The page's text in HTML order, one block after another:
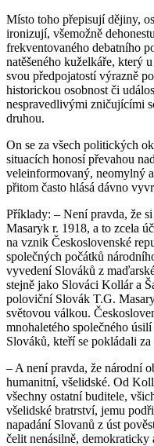
Místo toho přepisují dějiny,
ironizují, všemožně
frekventovaného debatního
natěšeného kuželkáře, který
svou předpojatostí výrazně
historickou osobnost či
nespravedlivými zničujícími
druhou.
On se za všech politických
situacích honosí převahou
veleinformovaný, neomylný
přitom často hlásá dávno
Příklady: – Není pravda, že
Masaryk r. 1918, a to zcela
na vznik Československé
společných počátků
vyvedení Slováků z
stejně jako Slováci Kollár a
poloviční Slovák T.G.
světovou válkou.
mnohaletého společného
Slováků, kteří se pokládali
– A není pravda, že národní
humanitní, všelidské. Od
všechny ostatní buditele,
všelidské bratrství, jemu
napadání Slovanů z úst
čelit nenásilně,